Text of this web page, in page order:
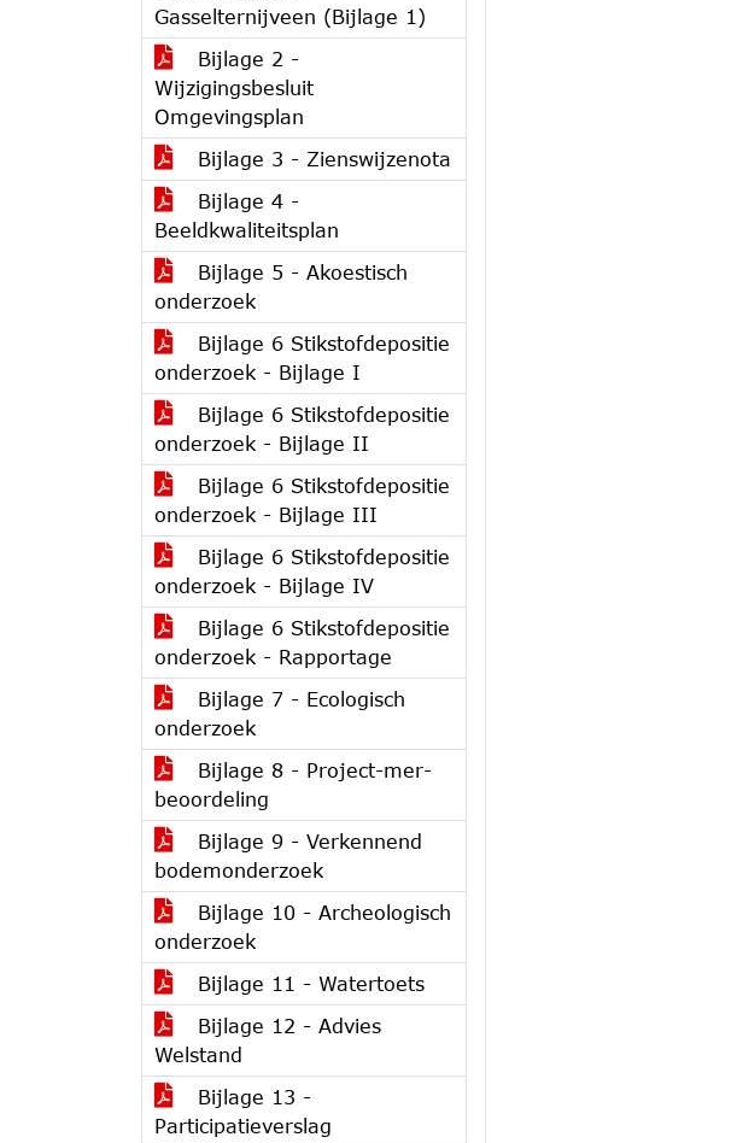
Gasselternijveen (Bijlage 1)
Bijlage 2 -
Wijzigingsbesluit
Omgevingsplan
Bijlage 3 - Zienswijzenota
Bijlage 4 -
Beeldkwaliteitsplan
Bijlage 5 - Akoestisch
onderzoek
Bijlage 6 Stikstofdepositie
onderzoek - Bijlage I
Bijlage 6 Stikstofdepositie
onderzoek - Bijlage II
Bijlage 6 Stikstofdepositie
onderzoek - Bijlage III
Bijlage 6 Stikstofdepositie
onderzoek - Bijlage IV
Bijlage 6 Stikstofdepositie
onderzoek - Rapportage
Bijlage 7 - Ecologisch
onderzoek
Bijlage 8 - Project-mer-
beoordeling
Bijlage 9 - Verkennend
bodemonderzoek
Bijlage 10 - Archeologisch
onderzoek
Bijlage 11 - Watertoets
Bijlage 12 - Advies
Welstand
Bijlage 13 -
Participatieverslag